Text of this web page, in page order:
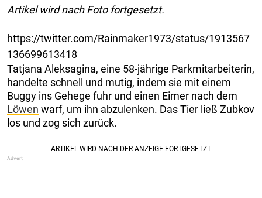
Artikel wird nach Foto fortgesetzt.
https://twitter.com/Rainmaker1973/status/1913567
136699613418
Tatjana Aleksagina, eine 58-jährige Parkmitarbeiterin,
handelte schnell und mutig, indem sie mit einem
Buggy ins Gehege fuhr und einen Eimer nach dem
Löwen warf, um ihn abzulenken. Das Tier ließ Zubkov
los und zog sich zurück.